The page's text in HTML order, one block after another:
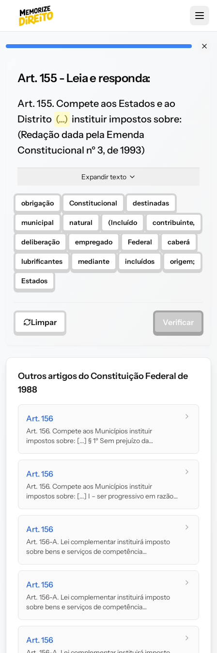
Art. 155 - Leia e responda:
Art. 155. Compete aos Estados e ao
Distrito (...) instituir impostos sobre:
(Redação dada pela Emenda
Constitucional nº 3, de 1993)
Expandir texto
obrigação Constitucional destinadas
municipal natural (Incluído contribuinte,
deliberação empregado Federal caberá
lubrificantes mediante incluídos origem;
Estados
Limpar Verificar
Outros artigos do Constituição Federal de
1988
Art. 156
Art. 156. Compete aos Municípios instituir
impostos sobre: [...] § 1º Sem prejuízo da
Art. 156
Art. 156. Compete aos Municípios instituir
impostos sobre: [...] I – ser progressivo em razão
Art. 156
Art. 156-A. Lei complementar instituirá imposto
sobre bens e serviços de competência
Art. 156
Art. 156-A. Lei complementar instituirá imposto
sobre bens e serviços de competência
Art. 156